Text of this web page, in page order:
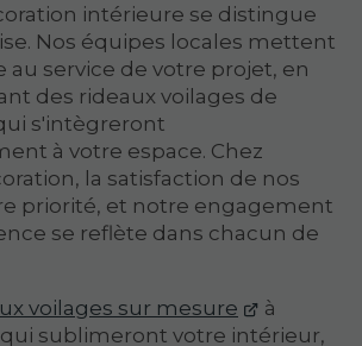
intérieure se distingue
Nos équipes locales mettent
au service de votre projet, en
des rideaux voilages de
s'intègreront
à votre espace. Chez
la satisfaction de nos
priorité, et notre engagement
se reflète dans chacun de
voilages sur mesure
à
sublimeront votre intérieur,